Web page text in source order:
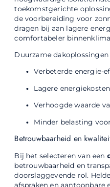
toekomstgerichte
de voorbereiding voor
dragen bij aan lagere
comfortabeler
Duurzame
Verbeterde energie-
Lagere energiekosten
Verhoogde waarde
Minder belasting
Betrouwbaarheid en
Bij het selecteren van een
betrouwbaarheid en
doorslaggevende rol.
afspraken en aantoonbare